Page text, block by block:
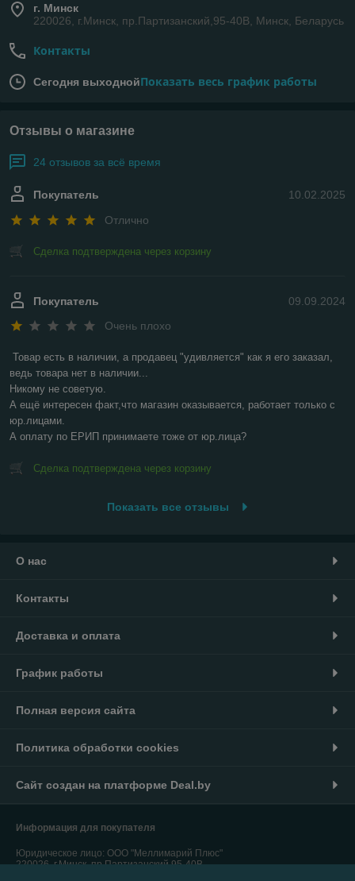
г. Минск
220026, г.Минск, пр.Партизанский,95-40В, Минск, Беларусь
Контакты
Сегодня выходнойПоказать весь график работы
Отзывы о магазине
24 отзывов за всё время
10.02.2025
Покупатель
Отлично
Сделка подтверждена через корзину
09.09.2024
Покупатель
Очень плохо
Товар есть в наличии, а продавец "удивляется" как я его заказал,
ведь товара нет в наличии...
Никому не советую.
А ещё интересен факт,что магазин оказывается, работает только с
юр.лицами.
А оплату по ЕРИП принимаете тоже от юр.лица?
Сделка подтверждена через корзину
Показать все отзывы
О нас
Контакты
Доставка и оплата
График работы
Полная версия сайта
Политика обработки cookies
Сайт создан на платформе Deal.by
Информация для покупателя
Юридическое лицо: ООО "Меллимарий Плюс"
220026, г.Минск, пр.Партизанский,95-40В